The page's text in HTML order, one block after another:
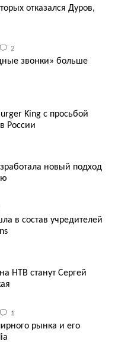
отказался Дуров,
2
звонки» больше
King с просьбой
России
новый подход
в состав учредителей
НТВ станут Сергей
1
рынка и его